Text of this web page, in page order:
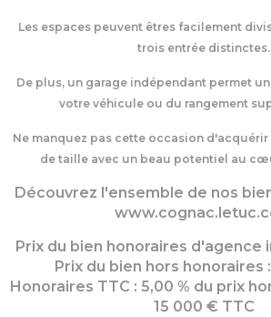
Les espaces peuvent êtres facilement
trois entrée distinctes.
De plus, un garage indépendant permet
votre véhicule ou du rangement
Ne manquez pas cette occasion d'acquérir
de taille avec un beau potentiel au
Découvrez l'ensemble de nos
Prix du bien honoraires d'agence
Prix du bien hors honoraires
Honoraires TTC : 5,00 % du prix
15 000 € TTC